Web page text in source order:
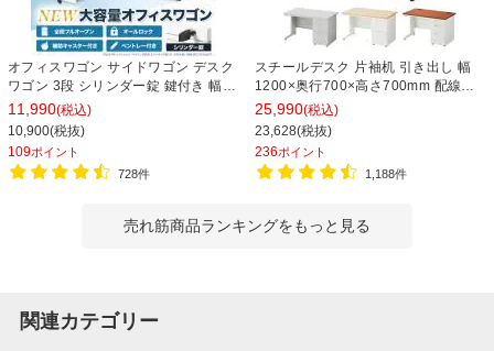
オフィスワゴン サイドワゴン デスク
ワゴン 3段 シリンダー錠 鍵付き 幅
390×奥行510×高さ600mm【ホワイ
ト・ブラック】
11,990(税込)
10,900(税抜)
109ポイント
728件
スチールデスク 片袖机 引き出し 幅
1200×奥行700×高さ700mm 配線穴
事務机 ビジネスデスク
25,990(税込)
23,628(税抜)
236ポイント
1,188件
売れ筋商品ランキングをもっと見る
関連カテゴリー